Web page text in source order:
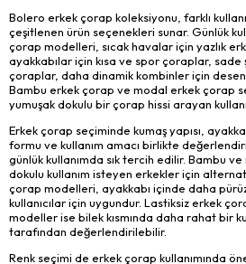
Bolero erkek çorap koleksiyonu, farklı
çeşitlenen ürün seçenekleri sunar. Günlük
çorap modelleri, sıcak havalar için yazlık
ayakkabılar için kısa ve spor çoraplar, sade
çoraplar, daha dinamik kombinler için
Bambu erkek çorap ve modal erkek çorap
yumuşak dokulu bir çorap hissi arayan
Erkek çorap seçiminde kumaş yapısı,
formu ve kullanım amacı birlikte
günlük kullanımda sık tercih edilir. Bambu
dokulu kullanım isteyen erkekler için
çorap modelleri, ayakkabı içinde daha
kullanıcılar için uygundur. Lastiksiz erkek
modeller ise bilek kısmında daha rahat bir
tarafından değerlendirilebilir.
Renk seçimi de erkek çorap kullanımında